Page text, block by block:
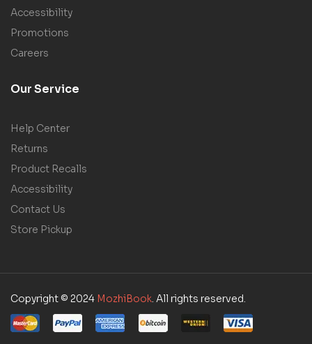
Accessibility
Promotions
Careers
Our Service
Help Center
Returns
Product Recalls
Accessibility
Contact Us
Store Pickup
Copyright © 2024 MozhiBook . All rights reserved.